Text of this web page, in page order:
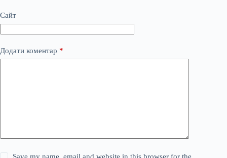
Сайт
Додати коментар *